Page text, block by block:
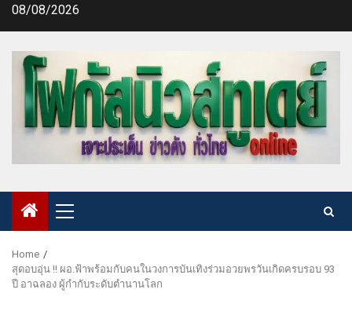
Skip08/08/2026
Primary
Menu
Home
สุดอบอุ่น !! ผอ.ฟ้าพร้อมกับคนในวงการบันเทิงร่วมอวยพรวันเกิดครบรอบ 93
ปี อาฉลอง ผู้กำกับระดับตำนานโลก